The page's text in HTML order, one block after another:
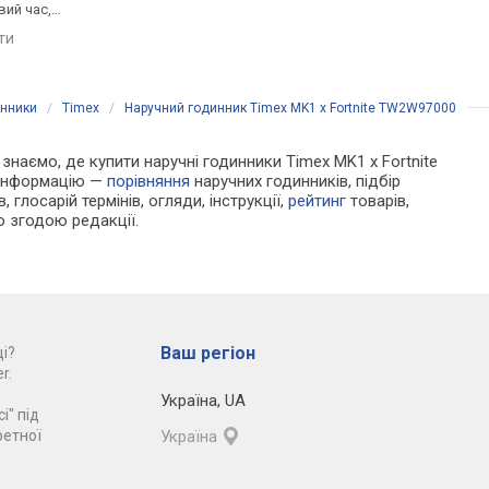
час,
каучук,
/ Timex / Наручний годинник Timex MK1 x Fortnite TW2W97000
де купити наручні годинники Timex MK1 x Fortnite
—порівняння наручних годинників, підбір
термінів, огляди, інструкції,рейтинг товарів,
згодою редакції.
під
Ваш регіон
Україна, UA
Україна